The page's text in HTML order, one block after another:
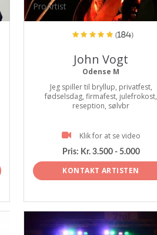
ProArtist
(184)
John Vogt
Odense M
Jeg spiller til bryllup, privatfest,
fødselsdag, firmafest, julefrokost,
reseption, sølvbr
Klik for at se video
Pris: Kr. 3.500 - 5.000
KONTAKT ARTISTEN